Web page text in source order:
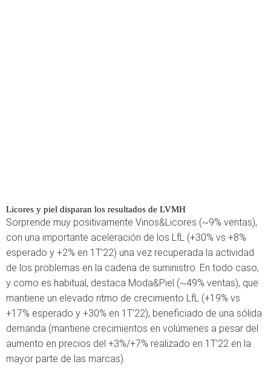
Licores y piel disparan los resultados de LVMH
Sorprende muy positivamente Vinos&Licores (~9% ventas),
con una importante aceleración de los LfL (+30% vs +8%
esperado y +2% en 1T'22) una vez recuperada la actividad
de los problemas en la cadena de suministro. En todo caso,
y como es habitual, destaca Moda&Piel (~49% ventas), que
mantiene un elevado ritmo de crecimiento LfL (+19% vs
+17% esperado y +30% en 1T'22), beneficiado de una sólida
demanda (mantiene crecimientos en volúmenes a pesar del
aumento en precios del +3%/+7% realizado en 1T'22 en la
mayor parte de las marcas).